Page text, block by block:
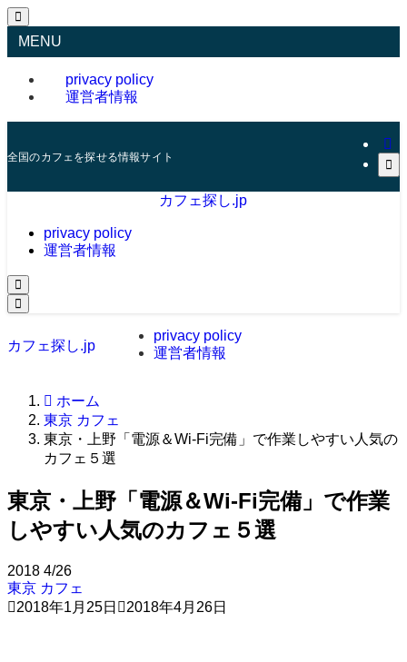
MENU
privacy policy
運営者情報
全国のカフェを探せる情報サイト
カフェ探し.jp
privacy policy
運営者情報
カフェ探し.jp
privacy policy
運営者情報
ホーム
東京 カフェ
東京・上野「電源＆Wi-Fi完備」で作業しやすい人気の
カフェ５選
東京・上野「電源＆Wi-Fi完備」で作業
しやすい人気のカフェ５選
2018 4/26
東京 カフェ
2018年1月25日
2018年4月26日